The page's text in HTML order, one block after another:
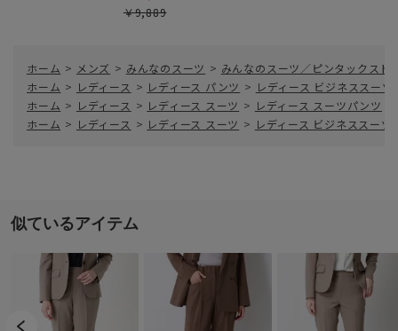
￥9,889
ホーム > メンズ > みんなのスーツ > みんなのスーツ／ピンタックスト
ホーム > レディース > レディース パンツ > レディース ビジネススーツ
ホーム > レディース > レディース スーツ > レディース スーツパンツ
ホーム > レディース > レディース スーツ > レディース ビジネススーツ